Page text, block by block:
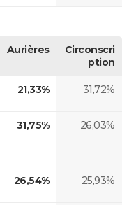
Aurières
Circonscri
ption
21,33% 31,72%
31,75% 26,03%
26,54% 25,93%